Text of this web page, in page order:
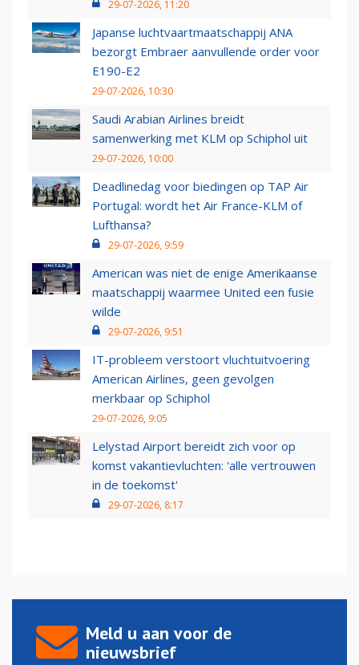
29-07-2026, 11:20
Japanse luchtvaartmaatschappij ANA
bezorgt Embraer aanvullende order voor
E190-E2
29-07-2026, 10:30
Saudi Arabian Airlines breidt
samenwerking met KLM op Schiphol uit
29-07-2026, 10:00
Deadlinedag voor biedingen op TAP Air
Portugal: wordt het Air France-KLM of
Lufthansa?
29-07-2026, 9:59
American was niet de enige Amerikaanse
maatschappij waarmee United een fusie
wilde
29-07-2026, 9:51
IT-probleem verstoort vluchtuitvoering
American Airlines, geen gevolgen
merkbaar op Schiphol
29-07-2026, 9:05
Lelystad Airport bereidt zich voor op
komst vakantievluchten: 'alle vertrouwen
in de toekomst'
29-07-2026, 8:17
Meld u aan voor de
nieuwsbrief